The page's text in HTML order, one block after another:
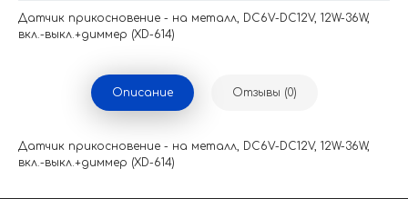
Датчик прикосновение - на металл, DC6V-DC12V, 12W-36W,
вкл.-выкл.+диммер (XD-614)
Описание Отзывы (0)
Датчик прикосновение - на металл, DC6V-DC12V, 12W-36W,
вкл.-выкл.+диммер (XD-614)